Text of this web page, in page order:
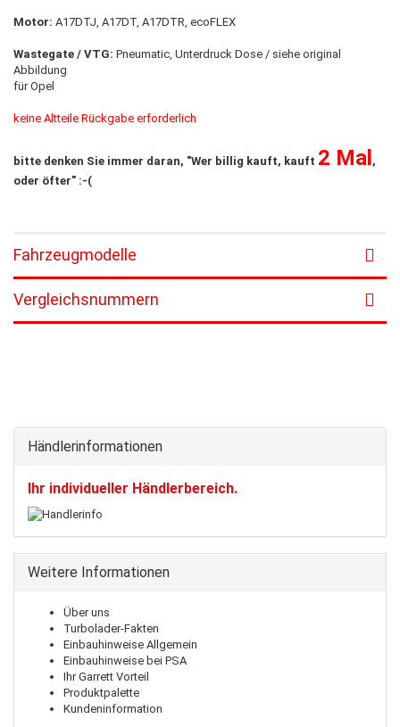
Motor: A17DTJ, A17DT, A17DTR, ecoFLEX
Wastegate / VTG: Pneumatic, Unterdruck Dose / siehe original
Abbildung
für Opel
keine Altteile Rückgabe erforderlich
bitte denken Sie immer daran, "Wer billig kauft, kauft 2 Mal,
oder öfter" :-(
Fahrzeugmodelle
Vergleichsnummern
Händlerinformationen
Ihr individueller Händlerbereich.
Weitere Informationen
Über uns
Turbolader-Fakten
Einbauhinweise Allgemein
Einbauhinweise bei PSA
Ihr Garrett Vorteil
Produktpalette
Kundeninformation